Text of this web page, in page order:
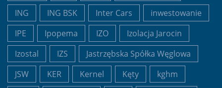
ING
ING BSK Inter Cars
inwestowanie
IPE
Ipopema IZO
Izolacja Jarocin
Izostal
IZS
Jastrzębska Spółka Węglowa
JSW
KER Kernel Kęty
kghm